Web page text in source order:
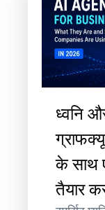
ध्वनि
के साथ
तैयार